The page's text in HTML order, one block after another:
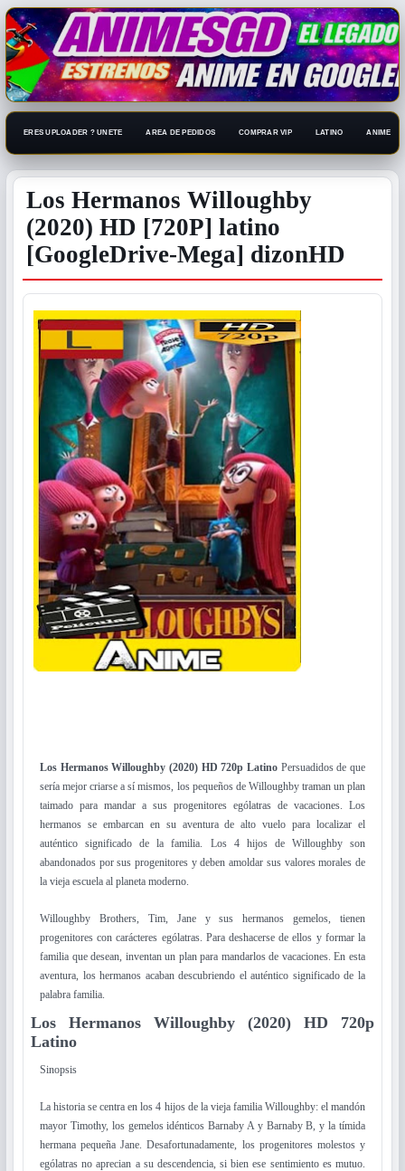
ERES UPLOADER ? UNETE AREA DE PEDIDOS COMPRAR VIP LATINO ANIME
Los Hermanos Willoughby
(2020) HD [720P] latino
[GoogleDrive-Mega] dizonHD
Los Hermanos Willoughby (2020) HD 720p Latino Persuadidos de que
sería mejor criarse a sí mismos, los pequeños de Willoughby traman un plan
taimado para mandar a sus progenitores ególatras de vacaciones. Los
hermanos se embarcan en su aventura de alto vuelo para localizar el
auténtico significado de la familia. Los 4 hijos de Willoughby son
abandonados por sus progenitores y deben amoldar sus valores morales de
la vieja escuela al planeta moderno.
Willoughby Brothers, Tim, Jane y sus hermanos gemelos, tienen
progenitores con carácteres ególatras. Para deshacerse de ellos y formar la
familia que desean, inventan un plan para mandarlos de vacaciones. En esta
aventura, los hermanos acaban descubriendo el auténtico significado de la
palabra familia.
Los Hermanos Willoughby (2020) HD 720p
Latino
Sinopsis
La historia se centra en los 4 hijos de la vieja familia Willoughby: el mandón
mayor Timothy, los gemelos idénticos Barnaby A y Barnaby B, y la tímida
hermana pequeña Jane. Desafortunadamente, los progenitores molestos y
ególatras no aprecian a su descendencia, si bien ese sentimiento es mutuo.